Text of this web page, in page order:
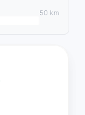
50 km